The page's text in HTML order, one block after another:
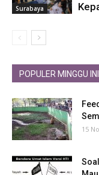
Surabaya
POPULER MINGGU INI
15